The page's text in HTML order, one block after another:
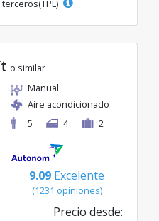
o similar
Manual
Aire acondicionado
5
4 2
9.09 Excelente
(1231 opiniones)
Precio desde: